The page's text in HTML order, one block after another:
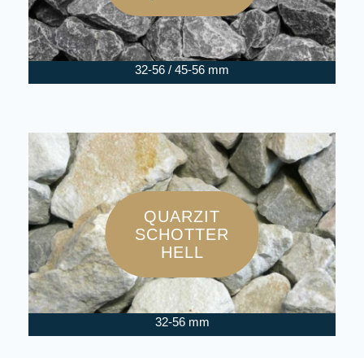
32-56 / 45-56 mm
QUARZIT
SCHOTTER
HELL
32-56 mm